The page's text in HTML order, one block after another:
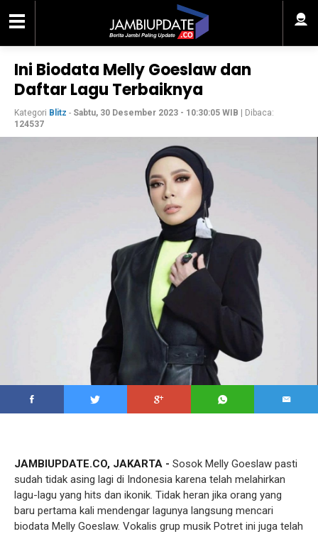
Ini Biodata Melly Goeslaw dan
Daftar Lagu Terbaiknya
Kategori Blitz - Sabtu, 30 Desember 2023 - 10:30:05 WIB | Dibaca:
124537
JAMBIUPDATE.CO, JAKARTA - Sosok Melly Goeslaw pasti
sudah tidak asing lagi di Indonesia karena telah melahirkan
lagu-lagu yang hits dan ikonik. Tidak heran jika orang yang
baru pertama kali mendengar lagunya langsung mencari
biodata Melly Goeslaw. Vokalis grup musik Potret ini juga telah